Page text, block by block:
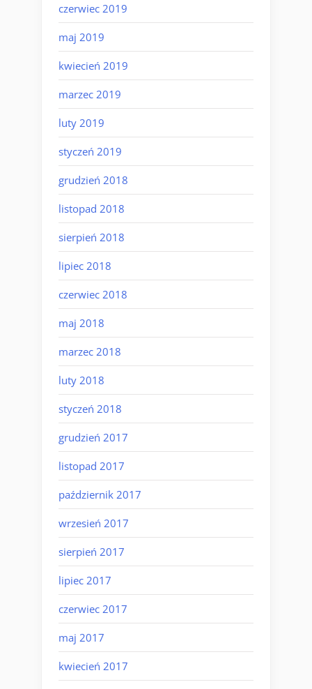
czerwiec 2019
maj 2019
kwiecień 2019
marzec 2019
luty 2019
styczeń 2019
grudzień 2018
listopad 2018
sierpień 2018
lipiec 2018
czerwiec 2018
maj 2018
marzec 2018
luty 2018
styczeń 2018
grudzień 2017
listopad 2017
październik 2017
wrzesień 2017
sierpień 2017
lipiec 2017
czerwiec 2017
maj 2017
kwiecień 2017